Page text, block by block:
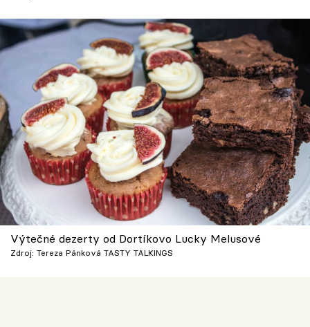
Výtečné dezerty od Dortíkovo Lucky Melusové
Zdroj: Tereza Pánková TASTY TALKINGS